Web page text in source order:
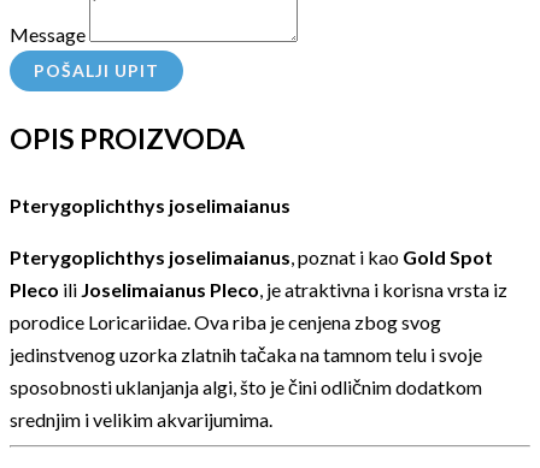
Message
POŠALJI UPIT
OPIS PROIZVODA
Pterygoplichthys joselimaianus
Pterygoplichthys joselimaianus, poznat i kao Gold Spot
Pleco ili Joselimaianus Pleco, je atraktivna i korisna vrsta iz
porodice Loricariidae. Ova riba je cenjena zbog svog
jedinstvenog uzorka zlatnih tačaka na tamnom telu i svoje
sposobnosti uklanjanja algi, što je čini odličnim dodatkom
srednjim i velikim akvarijumima.